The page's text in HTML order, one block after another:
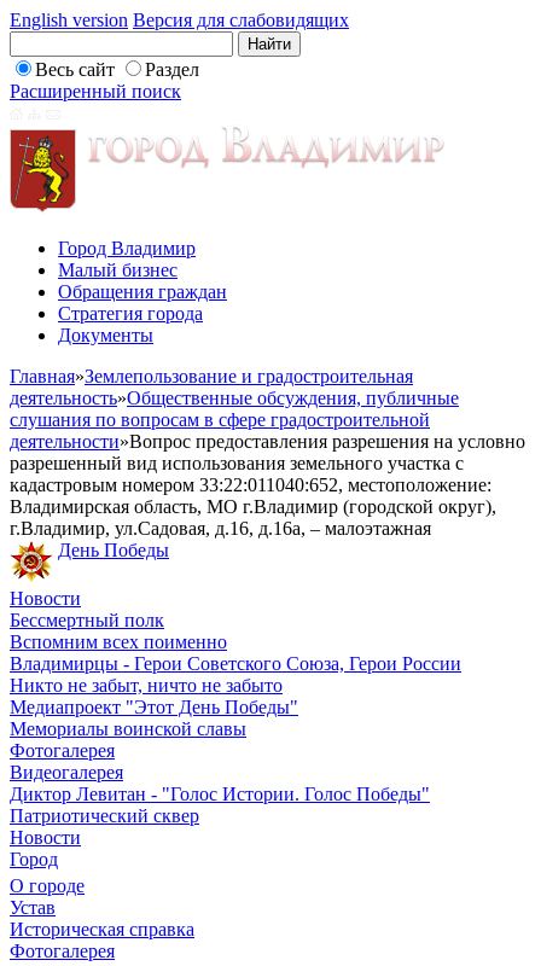
English version Версия для слабовидящих
Весь сайт
Раздел
Расширенный поиск
Город Владимир
Малый бизнес
Обращения граждан
Стратегия города
Документы
Главная»Землепользование и градостроительная
деятельность»Общественные обсуждения, публичные
слушания по вопросам в сфере градостроительной
деятельности»Вопрос предоставления разрешения на условно
разрешенный вид использования земельного участка с
кадастровым номером 33:22:011040:652, местоположение:
Владимирская область, МО г.Владимир (городской округ),
г.Владимир, ул.Садовая, д.16, д.16а, – малоэтажная
День Победы
Новости
Бессмертный полк
Вспомним всех поименно
Владимирцы - Герои Советского Союза, Герои России
Никто не забыт, ничто не забыто
Медиапроект "Этот День Победы"
Мемориалы воинской славы
Фотогалерея
Видеогалерея
Диктор Левитан - "Голос Истории. Голос Победы"
Патриотический сквер
Новости
Город
О городе
Устав
Историческая справка
Фотогалерея